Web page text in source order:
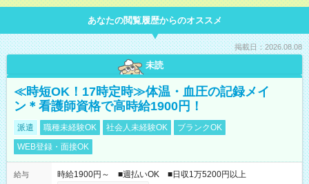
あなたの閲覧履歴からのオススメ
掲載日：2026.08.08
未読
≪時短OK！17時定時≫体温・血圧の記録メイ
ン＊看護師資格で高時給1900円！
派遣 職種未経験OK 社会人未経験OK
ブランクOK
WEB登録・面接OK
給与
時給1900円～ ■週払いOK ■日収1万5200円以上